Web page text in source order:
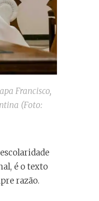
Francisco,
(Foto:
é o texto
razão.